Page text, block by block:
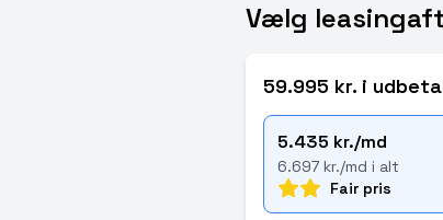
Vælg
59.995 kr. i
5.435 kr./md
6.697 kr./md i alt
Fair pris